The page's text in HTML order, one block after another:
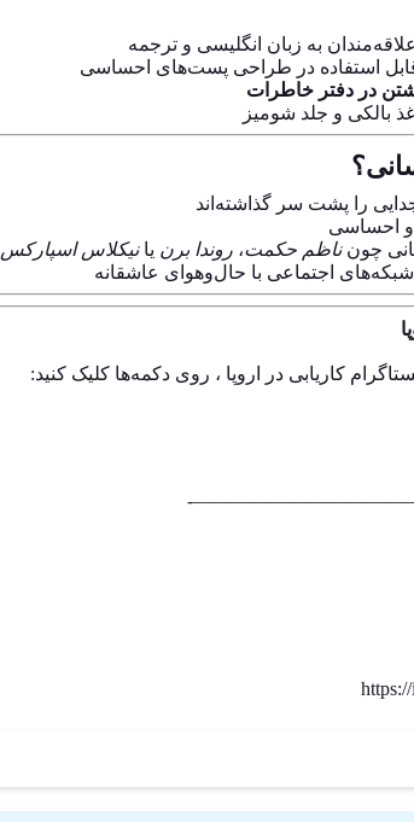
به زبان انگلیسی و ترجمه
استفاده در طراحی پست‌های احساسی
در دفتر خاطرات
بالکی و جلد شومیز
را پشت سر گذاشته‌اند
و احساسی
چونناظم حکمت، روندا برن یانیکلاس اسپارکس
اجتماعی با حال‌وهوای عاشقانه
کاریابی در اروپا ، روی دکمه‌ها کلیک کنید: